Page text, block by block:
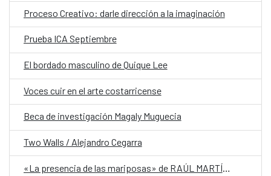
Proceso Creativo: darle dirección a la imaginación
Prueba ICA Septiembre
El bordado masculino de Quique Lee
Voces cuir en el arte costarricense
Beca de investigación Magaly Muguecia
Two Walls / Alejandro Cegarra
«La presencia de las mariposas» de RAÚL MARTÍNEZ